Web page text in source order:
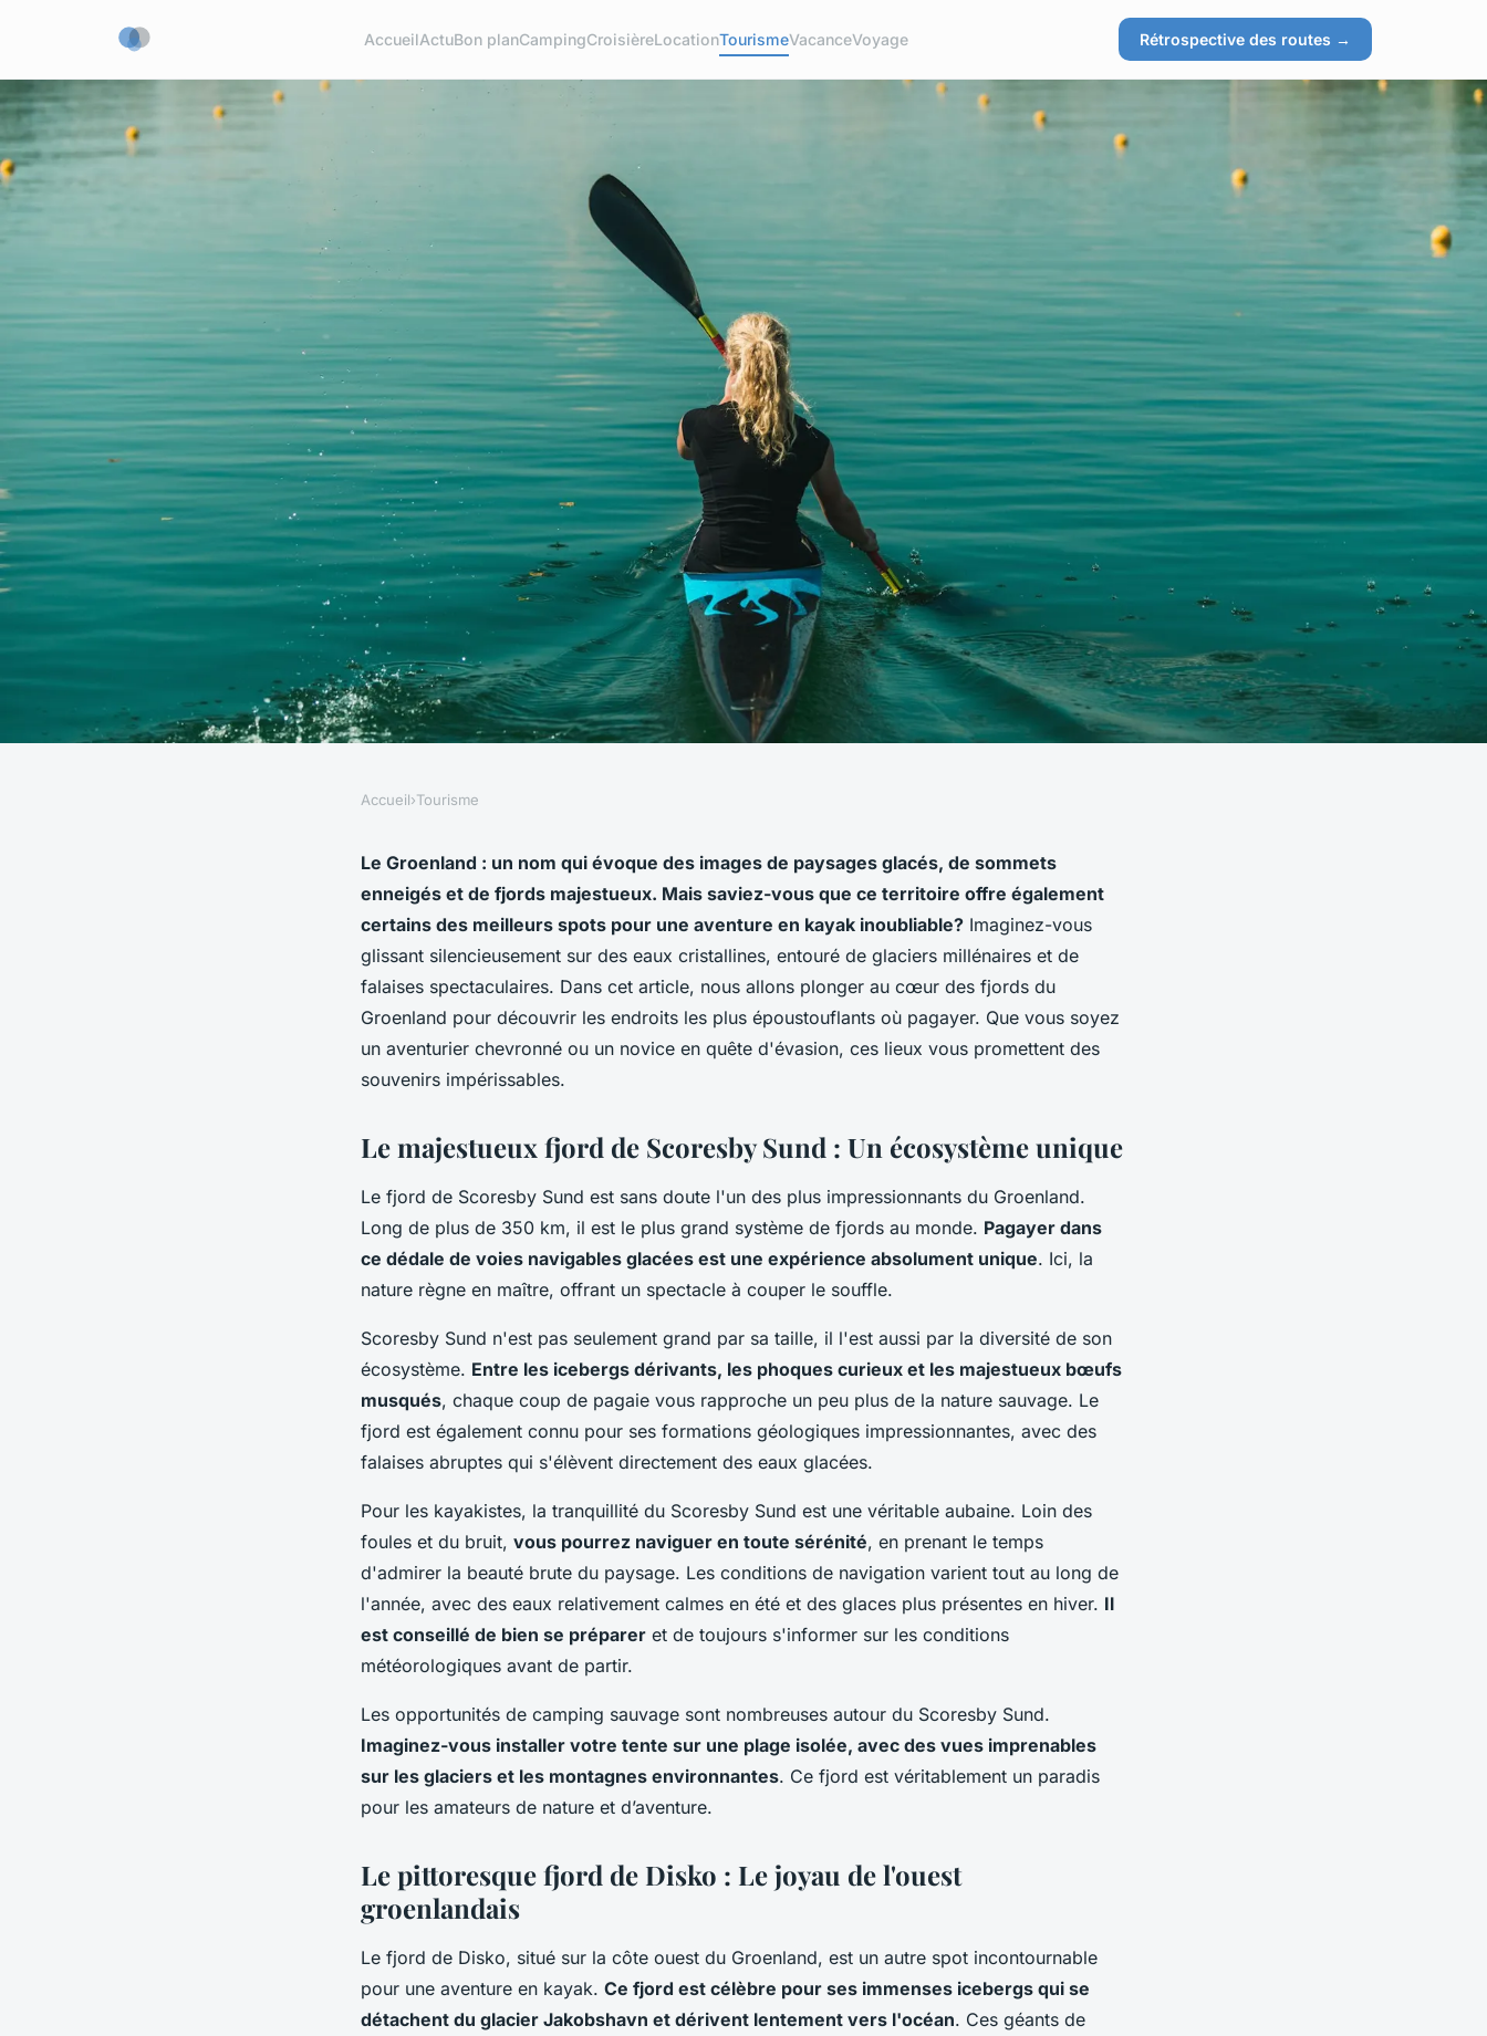
AccueilActuBon planCampingCroisièreLocationTourismeVacanceVoyage Rétrospective des routes →
Quels sont les meilleurs spots pour
une aventure en kayak dans les fjords
du Groenland?
Accueil›Tourisme
Le Groenland : un nom qui évoque des images de paysages glacés, de sommets
enneigés et de fjords majestueux. Mais saviez-vous que ce territoire offre également
certains des meilleurs spots pour une aventure en kayak inoubliable? Imaginez-vous
glissant silencieusement sur des eaux cristallines, entouré de glaciers millénaires et de
falaises spectaculaires. Dans cet article, nous allons plonger au cœur des fjords du
Groenland pour découvrir les endroits les plus époustouflants où pagayer. Que vous soyez
un aventurier chevronné ou un novice en quête d'évasion, ces lieux vous promettent des
souvenirs impérissables.
Le majestueux fjord de Scoresby Sund : Un écosystème unique
Le fjord de Scoresby Sund est sans doute l'un des plus impressionnants du Groenland.
Long de plus de 350 km, il est le plus grand système de fjords au monde. Pagayer dans
ce dédale de voies navigables glacées est une expérience absolument unique. Ici, la
nature règne en maître, offrant un spectacle à couper le souffle.
Scoresby Sund n'est pas seulement grand par sa taille, il l'est aussi par la diversité de son
écosystème. Entre les icebergs dérivants, les phoques curieux et les majestueux bœufs
musqués, chaque coup de pagaie vous rapproche un peu plus de la nature sauvage. Le
fjord est également connu pour ses formations géologiques impressionnantes, avec des
falaises abruptes qui s'élèvent directement des eaux glacées.
Pour les kayakistes, la tranquillité du Scoresby Sund est une véritable aubaine. Loin des
foules et du bruit, vous pourrez naviguer en toute sérénité, en prenant le temps
d'admirer la beauté brute du paysage. Les conditions de navigation varient tout au long de
l'année, avec des eaux relativement calmes en été et des glaces plus présentes en hiver. Il
est conseillé de bien se préparer et de toujours s'informer sur les conditions
météorologiques avant de partir.
Les opportunités de camping sauvage sont nombreuses autour du Scoresby Sund.
Imaginez-vous installer votre tente sur une plage isolée, avec des vues imprenables
sur les glaciers et les montagnes environnantes. Ce fjord est véritablement un paradis
pour les amateurs de nature et d’aventure.
Le pittoresque fjord de Disko : Le joyau de l'ouest
groenlandais
Le fjord de Disko, situé sur la côte ouest du Groenland, est un autre spot incontournable
pour une aventure en kayak. Ce fjord est célèbre pour ses immenses icebergs qui se
détachent du glacier Jakobshavn et dérivent lentement vers l'océan. Ces géants de